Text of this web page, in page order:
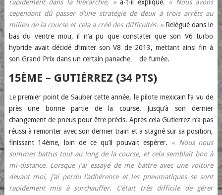
rapidement dans la hiérarchie, »a-t-il expliqué. « Nous avons
cependant dû passer d’une stratégie de deux à trois arrêts au
milieu de la course et cela a créé des difficultés. »Relégué dans le
bas du ventre mou, il n’a pu que constater que son V6 turbo
hybride avait décidé d’imiter son V8 de 2013, mettant ainsi fin à
son Grand Prix dans un certain panache… de fumée.
15ÈME – GUTIÉRREZ (34 PTS)
Le premier point de Sauber cette année, le pilote mexicain l’a vu de
près une bonne partie de la course. Jusqu’à son dernier
changement de pneus pour être précis. Après cela Gutierrez n’a pas
réussi à remonter avec son dernier train et a stagné sur sa position,
finissant 14ème, loin de ce qu’il pouvait espérer. « Nous nous
sommes battus tout au long de la course, et cela semblait bon à
mi-distance. Lorsque j’ai essayé de me battre avec une voiture
devant moi, j’ai perdu l’adhérence et les pneumatiques se sont
rapidement mis à surchauffer. C’était très difficile de gérer